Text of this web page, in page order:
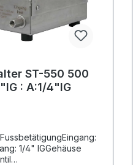
ST-550 500
: A:1/4"IG
1/4" IGGehäuse